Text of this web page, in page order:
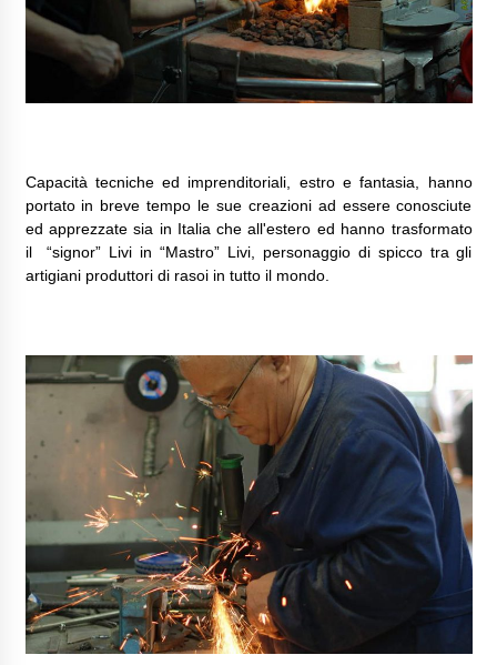
Capacità tecniche ed imprenditoriali, estro e fantasia, hanno
portato in breve tempo le sue creazioni ad essere conosciute
ed apprezzate sia in Italia che all'estero ed hanno trasformato
il “signor” Livi in “Mastro” Livi, personaggio di spicco tra gli
artigiani produttori di rasoi in tutto il mondo.